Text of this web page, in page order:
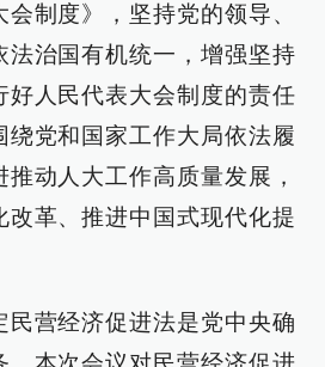
制度》，坚持党的领导、
法治国有机统一，增强坚持
好人民代表大会制度的责任
绕党和国家工作大局依法履
动人大工作高质量发展，
改革、推进中国式现代化提
民营经济促进法是党中央确